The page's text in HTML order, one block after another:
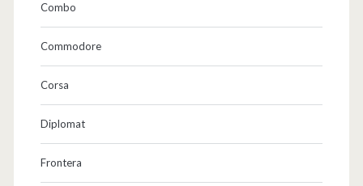
Combo
Commodore
Corsa
Diplomat
Frontera